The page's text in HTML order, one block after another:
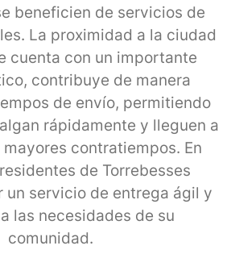
beneficien de servicios de
La proximidad a la ciudad
cuenta con un importante
contribuye de manera
de envío, permitiendo
rápidamente y lleguen a
contratiempos. En
de Torrebesses
un servicio de entrega ágil y
las necesidades de su
comunidad.